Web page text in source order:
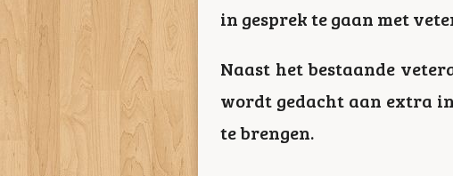
in gesprek te gaan met
Naast het bestaande
wordt gedacht aan extra
te brengen.